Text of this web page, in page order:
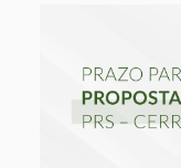
SEARCH